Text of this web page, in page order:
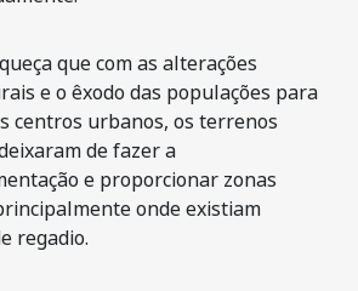
que com as alterações
e o êxodo das populações para
centros urbanos, os terrenos
de fazer a
e proporcionar zonas
onde existiam
regadio.